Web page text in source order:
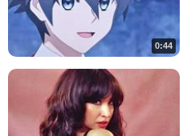
0:44